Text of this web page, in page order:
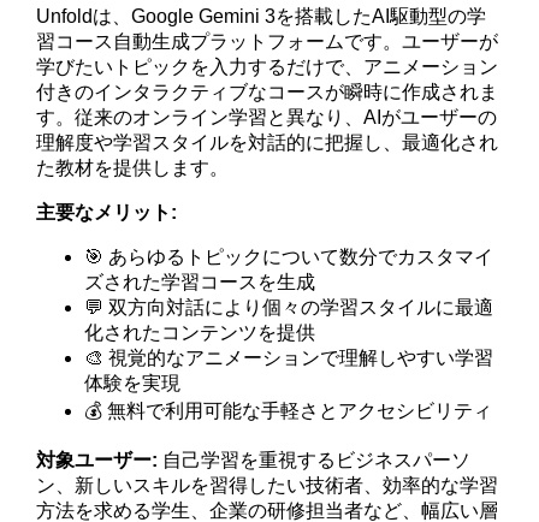
Unfoldは、Google Gemini 3を搭載したAI駆動型の学
習コース自動生成プラットフォームです。ユーザーが
学びたいトピックを入力するだけで、アニメーション
付きのインタラクティブなコースが瞬時に作成されま
す。従来のオンライン学習と異なり、AIがユーザーの
理解度や学習スタイルを対話的に把握し、最適化され
た教材を提供します。
主要なメリット:
🎯 あらゆるトピックについて数分でカスタマイ
ズされた学習コースを生成
💬 双方向対話により個々の学習スタイルに最適
化されたコンテンツを提供
🎨 視覚的なアニメーションで理解しやすい学習
体験を実現
💰 無料で利用可能な手軽さとアクセシビリティ
対象ユーザー: 自己学習を重視するビジネスパーソ
ン、新しいスキルを習得したい技術者、効率的な学習
方法を求める学生、企業の研修担当者など、幅広い層